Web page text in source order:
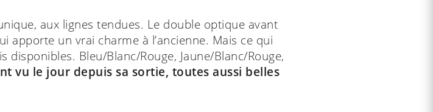
aux lignes tendues. Le double optique avant
un vrai charme à l’ancienne. Mais ce qui
Bleu/Blanc/Rouge, Jaune/Blanc/Rouge,
vu le jour depuis sa sortie, toutes aussi belles